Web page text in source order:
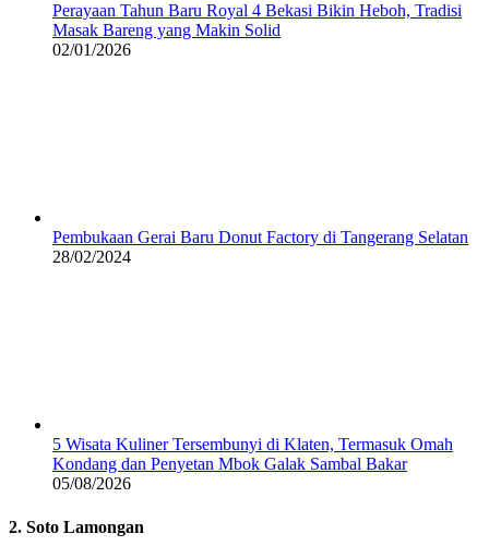
Perayaan Tahun Baru Royal 4 Bekasi Bikin Heboh, Tradisi
Masak Bareng yang Makin Solid
02/01/2026
Pembukaan Gerai Baru Donut Factory di Tangerang Selatan
28/02/2024
5 Wisata Kuliner Tersembunyi di Klaten, Termasuk Omah
Kondang dan Penyetan Mbok Galak Sambal Bakar
05/08/2026
2. Soto Lamongan